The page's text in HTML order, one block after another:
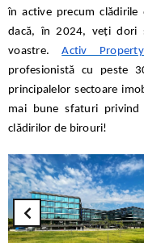
în active precum
dacă, în 2024, veți dori
voastre.Activ
profesionistă cu peste
principalelor sectoare
mai bune sfaturi privind
clădirilor de birouri!